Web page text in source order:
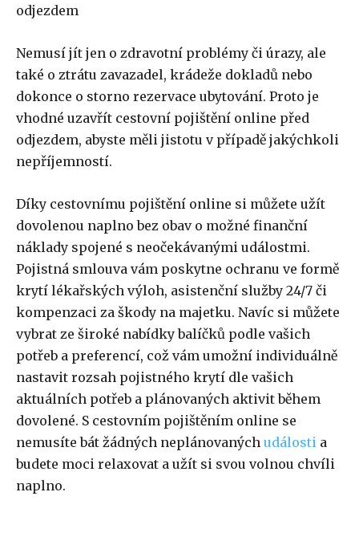
odjezdem
Nemusí jít jen o zdravotní problémy či úrazy, ale
také o ztrátu zavazadel, krádeže dokladů nebo
dokonce o storno rezervace ubytování. Proto je
vhodné uzavřít cestovní pojištění online před
odjezdem, abyste měli jistotu v případě jakýchkoli
nepříjemností.
Díky cestovnímu pojištění online si můžete užít
dovolenou naplno bez obav o možné finanční
náklady spojené s neočekávanými událostmi.
Pojistná smlouva vám poskytne ochranu ve formě
krytí lékařských výloh, asistenční služby 24/7 či
kompenzaci za škody na majetku. Navíc si můžete
vybrat ze široké nabídky balíčků podle vašich
potřeb a preferencí, což vám umožní individuálně
nastavit rozsah pojistného krytí dle vašich
aktuálních potřeb a plánovaných aktivit během
dovolené. S cestovním pojištěním online se
nemusíte bát žádných neplánovaných události a
budete moci relaxovat a užít si svou volnou chvíli
naplno.